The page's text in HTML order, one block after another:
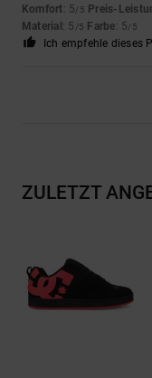
Komfort: 5/5 Preis-
Material: 5 /5 Farbe: 5/5
Ich empfehle dieses
ZULETZT